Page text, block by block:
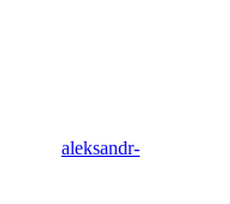
aleksandr-